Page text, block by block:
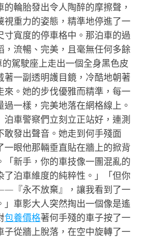
輪胎發出令人陶醉的摩擦聲，
視重力的姿態，精準地停進了一
寸寬度的停車格中。那泊車的過
，流暢、完美，且毫無任何多餘
駕駛座上走出一個全身黑色皮
著一副透明護目鏡，冷酷地朝著
來。她的步伐優雅而精準，每一
過一樣，完美地落在網格線上。
泊車警察們立刻立正站好，連測
敢發出聲音。她走到何手殘面
一眼他那輛垂直貼在牆上的掀背
「新手，你的車技像一團混亂的
了泊車維度的純粹性。」「但你
『永不放棄』，讓我看到了一
」車影大人突然掏出一個像是遙
包養價格著何手殘的車子按了一
子從牆上脫落，在空中旋轉了一